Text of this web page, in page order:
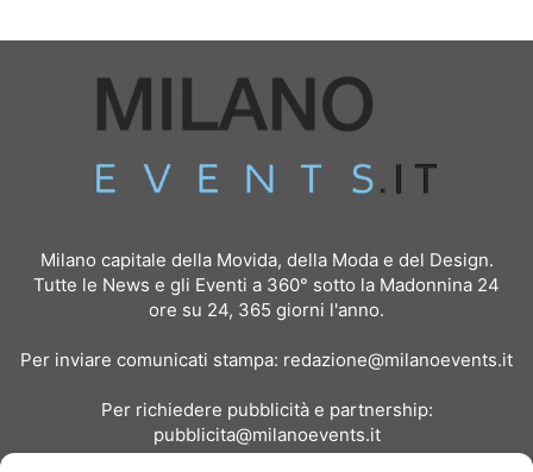
Milano capitale della Movida, della Moda e del Design.
Tutte le News e gli Eventi a 360° sotto la Madonnina 24
ore su 24, 365 giorni l'anno.
Per inviare comunicati stampa: redazione@milanoevents.it
Per richiedere pubblicità e partnership:
pubblicita@milanoevents.it